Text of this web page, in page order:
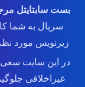
بست سابتایتل
سریال به شما
زیرنویس مورد
در این سایت سعی
غیراخلاقی